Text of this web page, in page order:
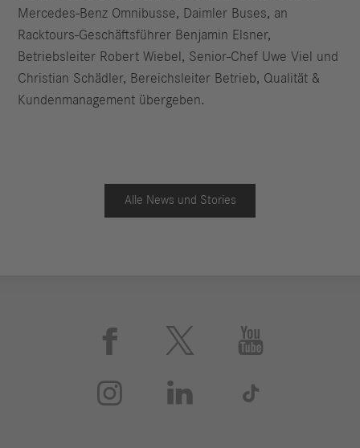
Mercedes-Benz Omnibusse, Daimler Buses, an
Racktours-Geschäftsführer Benjamin Elsner,
Betriebsleiter Robert Wiebel, Senior-Chef Uwe Viel und
Christian Schädler, Bereichsleiter Betrieb, Qualität &
Kundenmanagement übergeben.
Alle News und Stories
 


 